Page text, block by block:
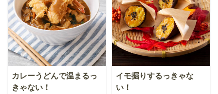
カレーうどんで温まるっ
きゃない！
イモ掘りするっきゃな
い！